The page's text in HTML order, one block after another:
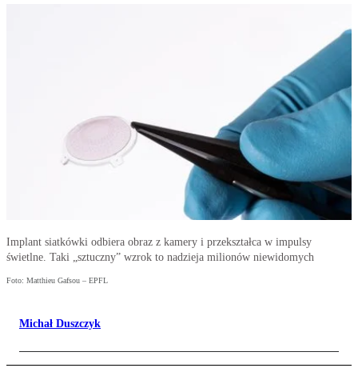
Implant siatkówki odbiera obraz z kamery i przekształca w impulsy
świetlne. Taki „sztuczny” wzrok to nadzieja milionów niewidomych
Foto: Matthieu Gafsou – EPFL
Michał Duszczyk